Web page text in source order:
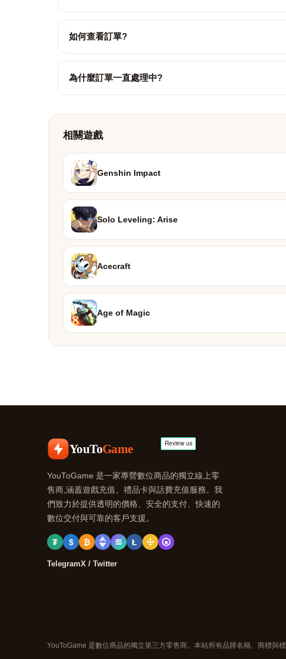
如何查看訂單?
為什麼訂單一直處理中?
相關遊戲
Genshin Impact
Solo Leveling: Arise
Acecraft
Age of Magic
YouToGame
YouToGame 是一家專營數位商品的獨立線上零
售商,涵蓋遊戲充值、禮品卡與話費充值服務。我
們致力於提供透明的價格、安全的支付、快速的
數位交付與可靠的客戶支援。
₮ $ ₿ Ł
TelegramX / Twitter
YouToGame 是數位商品的獨立第三方零售商。本站所有品牌名稱、商標與